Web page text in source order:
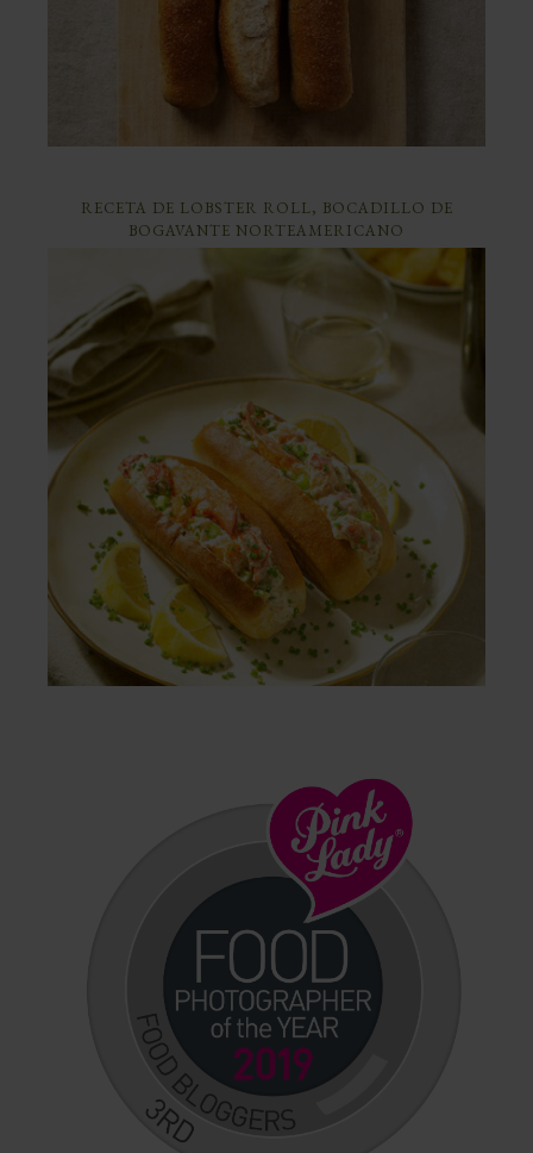
RECETA DE LOBSTER ROLL, BOCADILLO DE
BOGAVANTE NORTEAMERICANO